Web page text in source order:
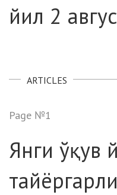
йил 2
ARTICLES
Page №1
Янги ўқув